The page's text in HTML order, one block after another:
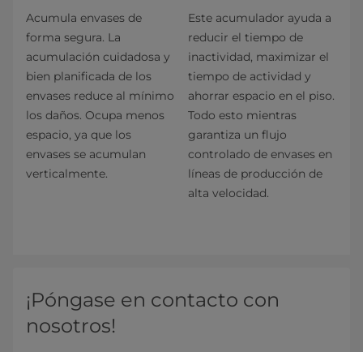
Acumula envases de
forma segura. La
acumulación cuidadosa y
bien planificada de los
envases reduce al mínimo
los daños. Ocupa menos
espacio, ya que los
envases se acumulan
verticalmente.
Este acumulador ayuda a
reducir el tiempo de
inactividad, maximizar el
tiempo de actividad y
ahorrar espacio en el piso.
Todo esto mientras
garantiza un flujo
controlado de envases en
líneas de producción de
alta velocidad.
¡Póngase en contacto con
nosotros!